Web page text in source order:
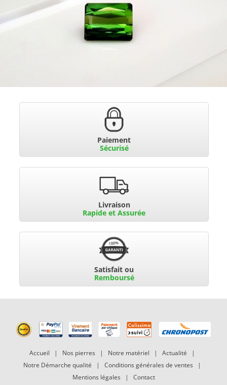
Paiement
Sécurisé
Livraison
Rapide et Assurée
Satisfait ou
Remboursé
Accueil | Nos pierres | Notre matériel | Actualité |
Notre Démarche qualité | Conditions générales de ventes |
Mentions légales | Contact